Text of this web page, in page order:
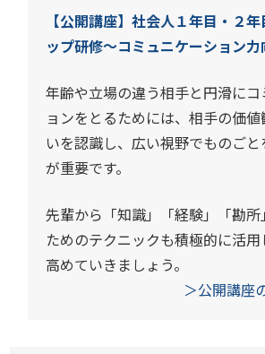
【公開講座】社会人１年目・２
ップ研修～コミュニケーション力
年齢や立場の違う相手と円滑に
ョンをとるためには、相手の価
いを認識し、広い視野でものごと
が重要です。
先輩から「知識」「経験」「勘
ためのテクニックも積極的に活
高めていきましょう。
＞公開講座